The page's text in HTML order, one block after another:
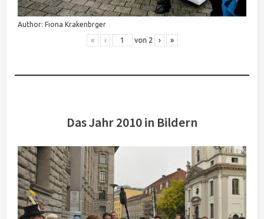
Author: Fiona Krakenbrger
« ‹ von 2 › »
Das Jahr 2010 in Bildern